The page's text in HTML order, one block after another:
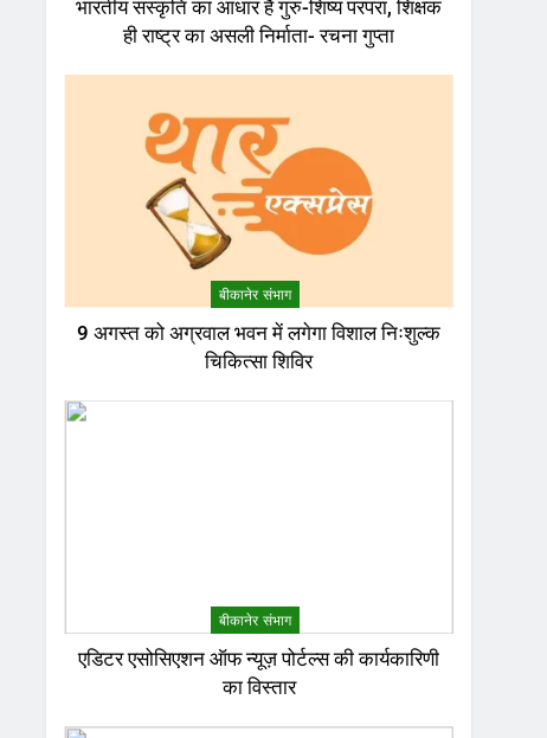
भारतीय संस्कृति का आधार है गुरु-शिष्य परंपरा, शिक्षक
ही राष्ट्र का असली निर्माता- रचना गुप्ता
बीकानेर संभाग
9 अगस्त को अग्रवाल भवन में लगेगा विशाल निःशुल्क
चिकित्सा शिविर
बीकानेर संभाग
एडिटर एसोसिएशन ऑफ न्यूज़ पोर्टल्स की कार्यकारिणी
का विस्तार